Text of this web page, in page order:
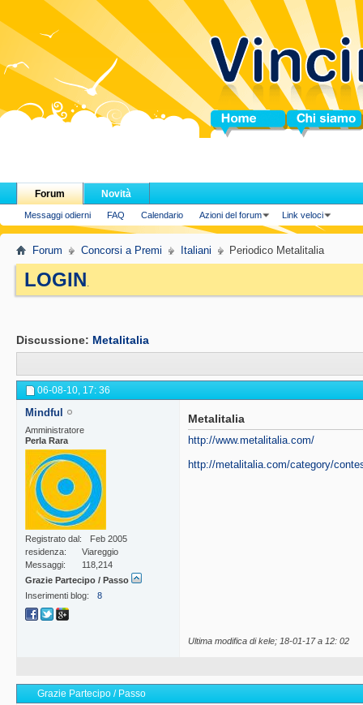
Home Chi siamo
Forum
Messaggi odierni FAQ Calendario Azioni del forum Link veloci
Novità
Forum Concorsi a Premi Italiani Periodico Metalitalia
LOGIN.
Discussione: Metalitalia
06-08-10, 17: 36
Mindful
Amministratore
Perla Rara
Registrato dal
Feb 2005
residenza
Viareggio
Messaggi
118,214
Grazie Partecipo / Passo
Inserimenti blog
8
Metalitalia
http://www.metalitalia.com/
http://metalitalia.com/category/
Ultima modifica di kele; 18-01-17 a 12: 02
Grazie Partecipo / Passo